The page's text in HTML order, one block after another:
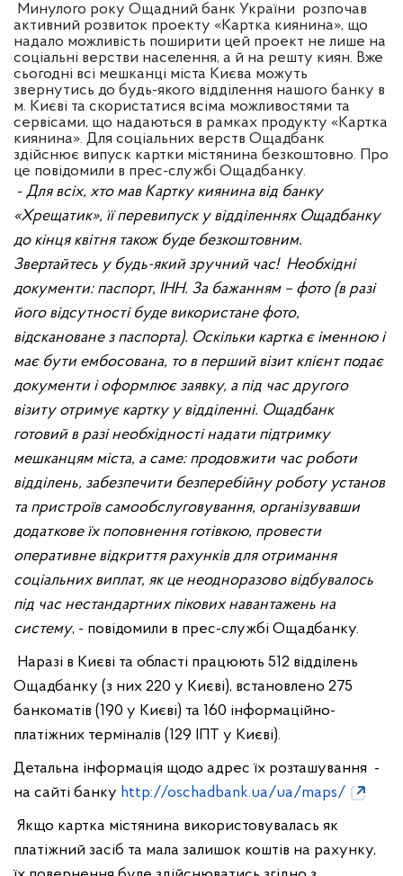
Минулого року Ощадний банк України розпочав
активний розвиток проекту «Картка киянина», що
надало можливість поширити цей проект не лише на
соціальні верстви населення, а й на решту киян. Вже
сьогодні всі мешканці міста Києва можуть
звернутись до будь-якого відділення нашого банку в
м. Києві та скористатися всіма можливостями та
сервісами, що надаються в рамках продукту «Картка
киянина». Для соціальних верств Ощадбанк
здійснює випуск картки містянина безкоштовно. Про
це повідомили в прес-службі Ощадбанку.
- Для всіх, хто мав Картку киянина від банку
«Хрещатик», її перевипуск у відділеннях Ощадбанку
до кінця квітня також буде безкоштовним.
Звертайтесь у будь-який зручний час! Необхідні
документи: паспорт, ІНН. За бажанням – фото (в разі
його відсутності буде використане фото,
відскановане з паспорта). Оскільки картка є іменною і
має бути ембосована, то в перший візит клієнт подає
документи і оформлює заявку, а під час другого
візиту отримує картку у відділенні. Ощадбанк
готовий в разі необхідності надати підтримку
мешканцям міста, а саме: продовжити час роботи
відділень, забезпечити безперебійну роботу установ
та пристроїв самообслуговування, організувавши
додаткове їх поповнення готівкою, провести
оперативне відкриття рахунків для отримання
соціальних виплат, як це неодноразово відбувалось
під час нестандартних пікових навантажень на
систему, - повідомили в прес-службі Ощадбанку.
Наразі в Києві та області працюють 512 відділень
Ощадбанку (з них 220 у Києві), встановлено 275
банкоматів (190 у Києві) та 160 інформаційно-
платіжних терміналів (129 ІПТ у Києві).
Детальна інформація щодо адрес їх розташування -
на сайті банку http://oschadbank.ua/ua/maps/
Якщо картка містянина використовувалась як
платіжний засіб та мала залишок коштів на рахунку,